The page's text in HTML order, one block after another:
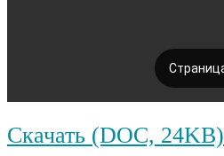
Скачать (DOC, 24KB)